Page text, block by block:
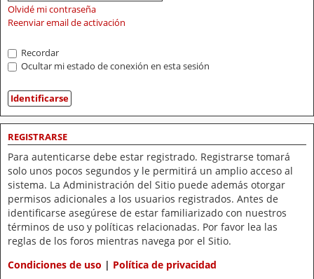
Olvidé mi contraseña
Reenviar email de activación
Recordar
Ocultar mi estado de conexión en esta sesión
REGISTRARSE
Para autenticarse debe estar registrado. Registrarse tomará
solo unos pocos segundos y le permitirá un amplio acceso al
sistema. La Administración del Sitio puede además otorgar
permisos adicionales a los usuarios registrados. Antes de
identificarse asegúrese de estar familiarizado con nuestros
términos de uso y políticas relacionadas. Por favor lea las
reglas de los foros mientras navega por el Sitio.
Condiciones de uso | Política de privacidad